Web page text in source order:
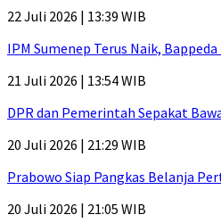
22 Juli 2026 | 13:39 WIB
IPM Sumenep Terus Naik,
21 Juli 2026 | 13:54 WIB
DPR dan Pemerintah Sepakat
20 Juli 2026 | 21:29 WIB
Prabowo Siap Pangkas Belanja
20 Juli 2026 | 21:05 WIB